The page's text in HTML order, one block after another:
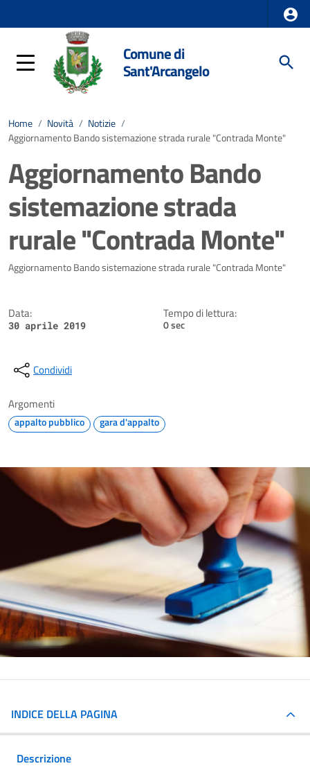
Comune di
Sant'Arcangelo
Home / Novità / Notizie /
Aggiornamento Bando sistemazione strada rurale "Contrada Monte"
Aggiornamento Bando
sistemazione strada
rurale "Contrada Monte"
Dettagli della notizia
Aggiornamento Bando sistemazione strada rurale "Contrada Monte"
Data:
30 aprile 2019
Tempo di lettura:
0 sec
Condividi
Argomenti
appalto pubblico gara d'appalto
INDICE DELLA PAGINA
Descrizione